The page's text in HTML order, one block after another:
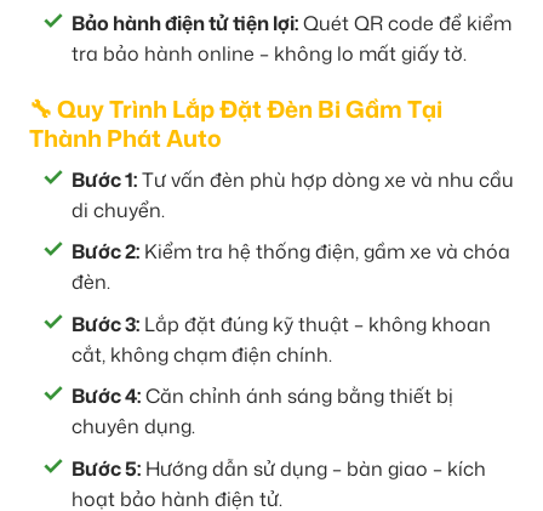
Bảo hành điện tử tiện lợi:Quét QR code để kiểm
tra bảo hành online – không lo mất giấy tờ.
🔧 Quy Trình Lắp Đặt Đèn Bi Gầm Tại
Thành Phát Auto
Bước 1:Tư vấn đèn phù hợp dòng xe và nhu cầu
di chuyển.
Bước 2: Kiểm tra hệ thống điện, gầm xe và chóa
đèn.
Bước 3: Lắp đặt đúng kỹ thuật – không khoan
cắt, không chạm điện chính.
Bước 4:Căn chỉnh ánh sáng bằng thiết bị
chuyên dụng.
Bước 5: Hướng dẫn sử dụng – bàn giao – kích
hoạt bảo hành điện tử.